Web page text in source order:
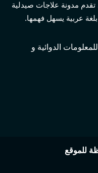
تقدم مدونة علاجات صيدلية
عربية يسهل فهمها.
الدوائية و
للموقع